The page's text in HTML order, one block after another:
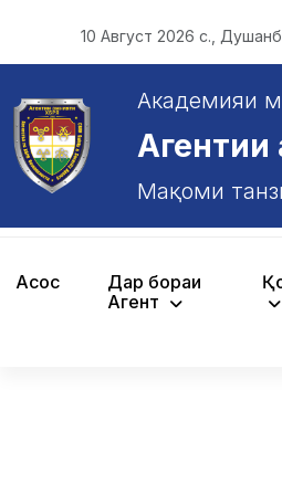
10 Август 2026 с.,
Академияи
Агентии
Мақоми
Асосӣ
Дар бораи
Агентӣ